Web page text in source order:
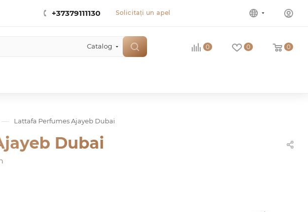
+37379111130 Solicitați un apel
Catalog 0 0 0
— Lattafa Perfumes Ajayeb Dubai
Dubai